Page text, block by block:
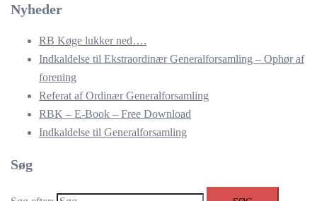
Nyheder
RB Køge lukker ned….
Indkaldelse til Ekstraordinær Generalforsamling – Ophør af
forening
Referat af Ordinær Generalforsamling
RBK – E-Book – Free Download
Indkaldelse til Generalforsamling
Søg